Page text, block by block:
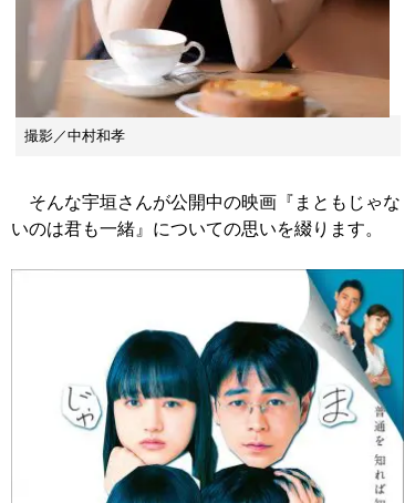
撮影／中村和孝
そんな宇垣さんが公開中の映画『まともじゃな
いのは君も一緒』についての思いを綴ります。